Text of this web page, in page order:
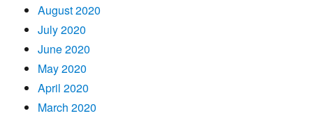
August 2020
July 2020
June 2020
May 2020
April 2020
March 2020